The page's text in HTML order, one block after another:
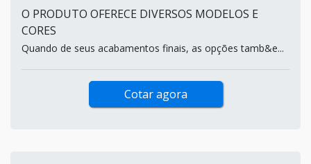
O PRODUTO OFERECE DIVERSOS MODELOS E
CORES
Quando de seus acabamentos finais, as opções tamb&e...
Cotar agora